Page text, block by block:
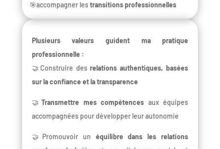
🎯accompagner lestransitions professionnelles
Plusieurs valeurs guident ma pratique
professionnelle :
🤝Construire desrelations authentiques, basées
sur la confiance et la transparence
🤝Transmettre mes compétences aux équipes
accompagnées pour développer leur autonomie
🤝Promouvoir un équilibre dans les relations